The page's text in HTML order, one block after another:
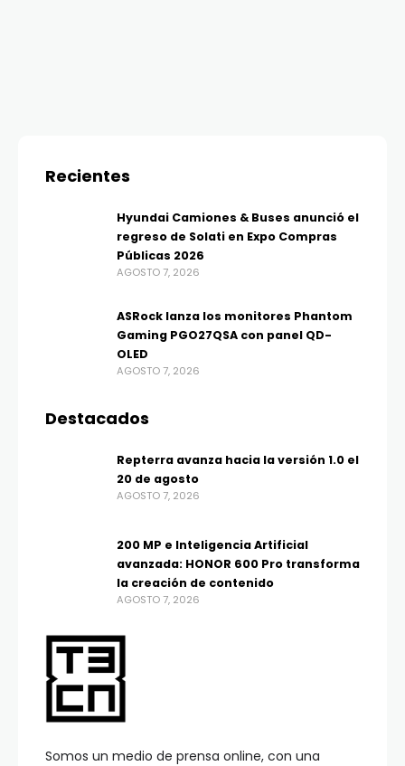
Somos un medio de prensa online, con una
Recientes
Hyundai Camiones & Buses anunció el
regreso de Solati en Expo Compras
Públicas 2026
AGOSTO 7, 2026
ASRock lanza los monitores Phantom
Gaming PGO27QSA con panel QD-
OLED
AGOSTO 7, 2026
Destacados
Repterra avanza hacia la versión 1.0 el
20 de agosto
AGOSTO 7, 2026
200 MP e Inteligencia Artificial
avanzada: HONOR 600 Pro transforma
la creación de contenido
AGOSTO 7, 2026